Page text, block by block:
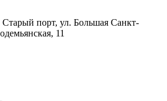
порт, ул. Большая Санкт-
11